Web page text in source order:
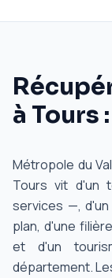
à Tours
Métropole du
Tours vit d'un
services —,
plan, d'une
et d'un
département.